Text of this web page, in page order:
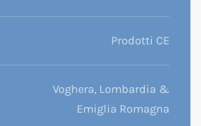
Prodotti CE
Voghera, Lombardia &
Emiglia Romagna